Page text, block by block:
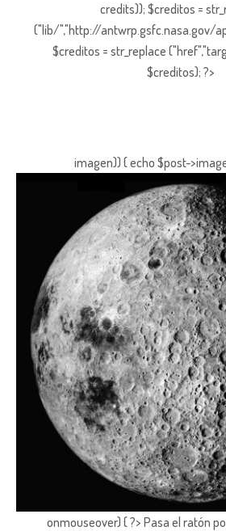
credits)); $creditos =
("lib/","http://antwrp.gsfc.nasa.gov/
$creditos = str_replace
$creditos); ?>
imagen)) { echo $post-
onmouseover) { ?> Pasa el ratón